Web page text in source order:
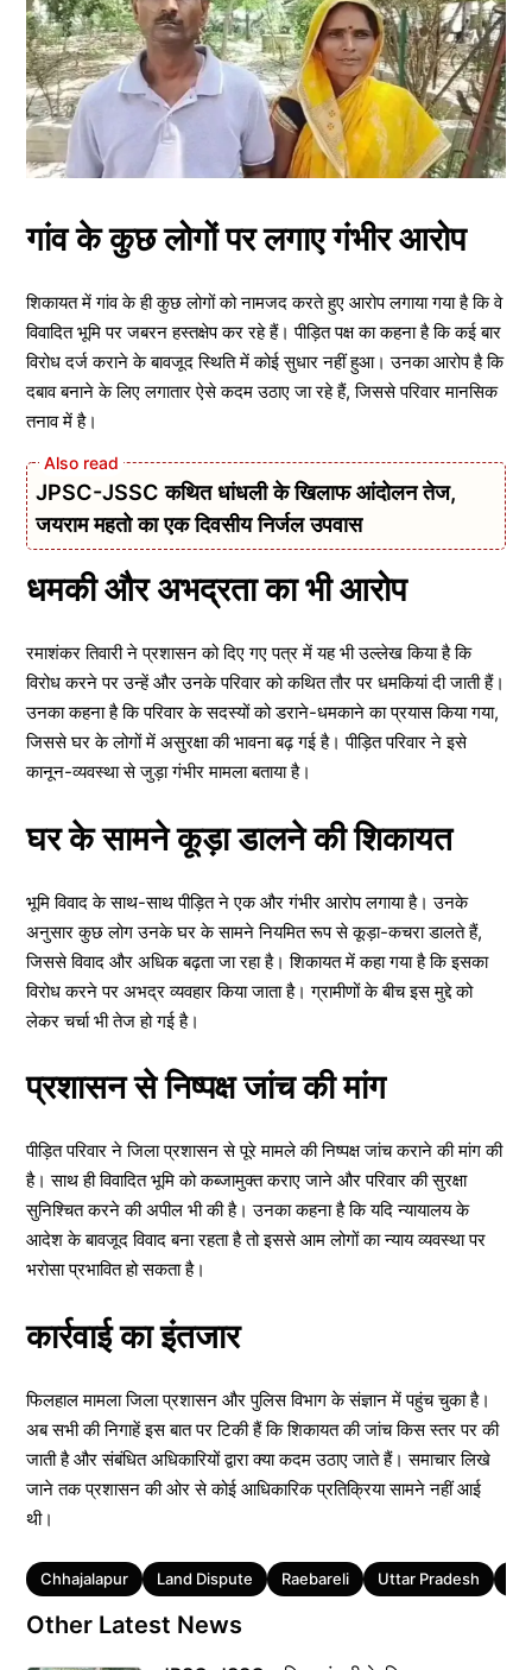
गांव के कुछ लोगों पर लगाए गंभीर आरोप
शिकायत में गांव के ही कुछ लोगों को नामजद करते हुए आरोप लगाया गया है कि वे
विवादित भूमि पर जबरन हस्तक्षेप कर रहे हैं। पीड़ित पक्ष का कहना है कि कई बार
विरोध दर्ज कराने के बावजूद स्थिति में कोई सुधार नहीं हुआ। उनका आरोप है कि
दबाव बनाने के लिए लगातार ऐसे कदम उठाए जा रहे हैं, जिससे परिवार मानसिक
तनाव में है।
JPSC-JSSC कथित धांधली के खिलाफ आंदोलन तेज,
जयराम महतो का एक दिवसीय निर्जल उपवास
धमकी और अभद्रता का भी आरोप
रमाशंकर तिवारी ने प्रशासन को दिए गए पत्र में यह भी उल्लेख किया है कि
विरोध करने पर उन्हें और उनके परिवार को कथित तौर पर धमकियां दी जाती हैं।
उनका कहना है कि परिवार के सदस्यों को डराने-धमकाने का प्रयास किया गया,
जिससे घर के लोगों में असुरक्षा की भावना बढ़ गई है। पीड़ित परिवार ने इसे
कानून-व्यवस्था से जुड़ा गंभीर मामला बताया है।
घर के सामने कूड़ा डालने की शिकायत
भूमि विवाद के साथ-साथ पीड़ित ने एक और गंभीर आरोप लगाया है। उनके
अनुसार कुछ लोग उनके घर के सामने नियमित रूप से कूड़ा-कचरा डालते हैं,
जिससे विवाद और अधिक बढ़ता जा रहा है। शिकायत में कहा गया है कि इसका
विरोध करने पर अभद्र व्यवहार किया जाता है। ग्रामीणों के बीच इस मुद्दे को
लेकर चर्चा भी तेज हो गई है।
प्रशासन से निष्पक्ष जांच की मांग
पीड़ित परिवार ने जिला प्रशासन से पूरे मामले की निष्पक्ष जांच कराने की मांग की
है। साथ ही विवादित भूमि को कब्जामुक्त कराए जाने और परिवार की सुरक्षा
सुनिश्चित करने की अपील भी की है। उनका कहना है कि यदि न्यायालय के
आदेश के बावजूद विवाद बना रहता है तो इससे आम लोगों का न्याय व्यवस्था पर
भरोसा प्रभावित हो सकता है।
कार्रवाई का इंतजार
फिलहाल मामला जिला प्रशासन और पुलिस विभाग के संज्ञान में पहुंच चुका है।
अब सभी की निगाहें इस बात पर टिकी हैं कि शिकायत की जांच किस स्तर पर की
जाती है और संबंधित अधिकारियों द्वारा क्या कदम उठाए जाते हैं। समाचार लिखे
जाने तक प्रशासन की ओर से कोई आधिकारिक प्रतिक्रिया सामने नहीं आई
थी।
Tags
Chhajalapur Land Dispute Raebareli Uttar Pradesh
Other Latest News